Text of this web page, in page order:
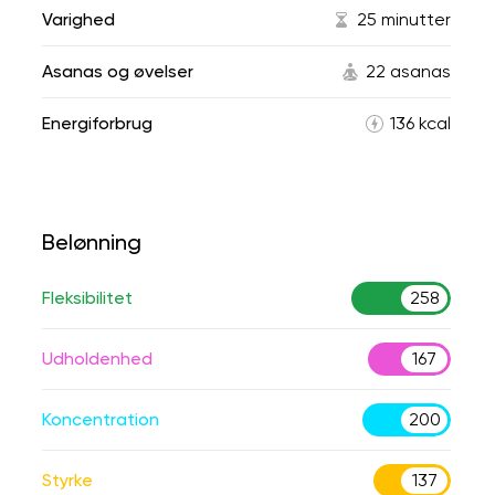
Varighed 25 minutter
Asanas og øvelser 22 asanas
Energiforbrug 136 kcal
Belønning
Fleksibilitet 258
Udholdenhed 167
Koncentration 200
Styrke 137